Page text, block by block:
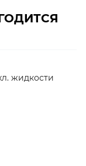
жидкости